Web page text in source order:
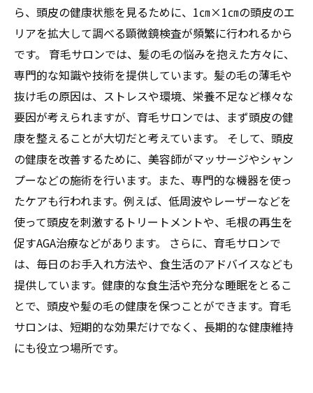
ら、頭皮の健康状態を見るために、1㎝×1㎝の頭皮のエ
リアを拡大して調べる顕微鏡検査が頻繁に行われるから
です。 育毛サロンでは、髪の毛の悩みを抱えた方々に、
専門的な知識や技術を提供しています。髪の毛の薄毛や
抜け毛の原因は、ストレスや環境、栄養不足など様々な
要因が考えられますが、育毛サロンでは、まず頭皮の健
康を整えることが大切だと考えています。 そして、頭皮
の健康を改善するために、美容師がマッサージやシャン
プーなどの施術を行います。また、専門的な機器を使っ
たケアも行われます。例えば、低周波やレーザーなどを
使って頭皮を刺激するトリートメントや、毛根の再生を
促すAGA治療などがあります。 さらに、育毛サロンで
は、毎日のお手入れ方法や、食生活のアドバイスなども
提供しています。健康的な食生活や充分な睡眠をとるこ
とで、頭皮や髪の毛の健康を保つことができます。育毛
サロンは、短期的な効果だけでなく、長期的な健康維持
にも役立つ場所です。